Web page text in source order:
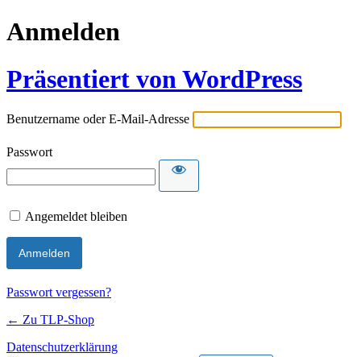
Anmelden
Präsentiert von WordPress
Benutzername oder E-Mail-Adresse
Passwort
Angemeldet bleiben
Passwort vergessen?
← Zu TLP-Shop
Datenschutzerklärung